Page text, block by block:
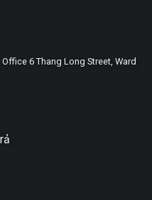
Office 6 Thang Long Street, Ward